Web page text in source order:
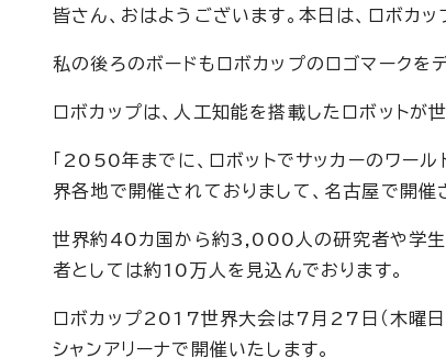
皆さん、おはようございます。本日は、ロボカ
私の後ろのボードもロボカップのロゴマークを
ロボカップは、人工知能を搭載したロボットが
「2050年までに、ロボットでサッカーのワー
界各地で開催されておりまして、名古屋で開
世界約40カ国から約3,000人の研究者や学生
者としては約10万人を見込んでおります。
ロボカップ2017世界大会は7月27日（木曜日
シャンアリーナで開催いたします。